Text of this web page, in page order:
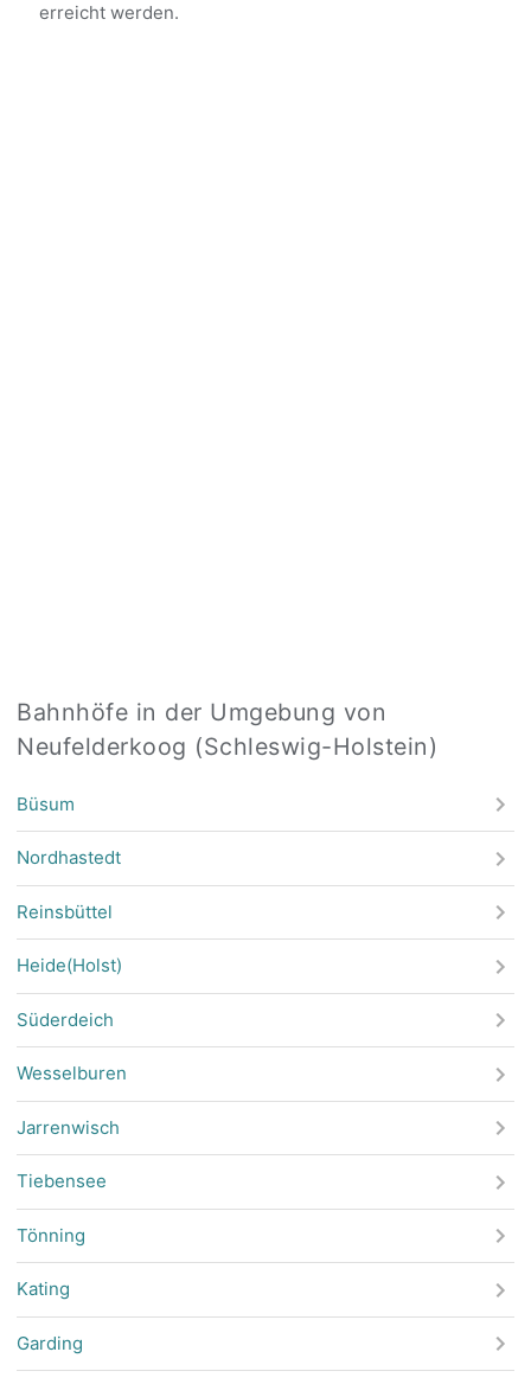
erreicht werden.
Bahnhöfe in der Umgebung von
Neufelderkoog (Schleswig-Holstein)
Büsum
Nordhastedt
Reinsbüttel
Heide(Holst)
Süderdeich
Wesselburen
Jarrenwisch
Tiebensee
Tönning
Kating
Garding